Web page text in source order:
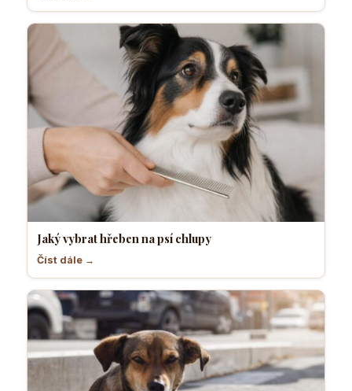
Jaký vybrat hřeben na psí chlupy
Číst dále →